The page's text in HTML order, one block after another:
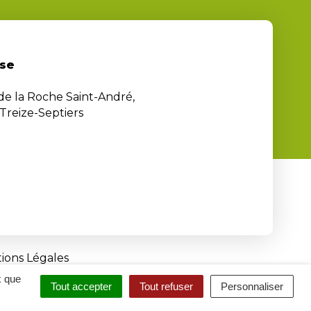
que
Tout accepter Tout refuser Personnaliser
la Roche Saint-André,
Septiers
Légales